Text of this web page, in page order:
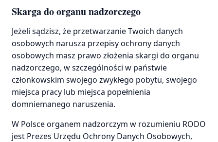
Skarga do organu nadzorczego
Jeżeli sądzisz, że przetwarzanie Twoich danych
osobowych narusza przepisy ochrony danych
osobowych masz prawo złożenia skargi do organu
nadzorczego, w szczególności w państwie
członkowskim swojego zwykłego pobytu, swojego
miejsca pracy lub miejsca popełnienia
domniemanego naruszenia.
W Polsce organem nadzorczym w rozumieniu RODO
jest Prezes Urzędu Ochrony Danych Osobowych,